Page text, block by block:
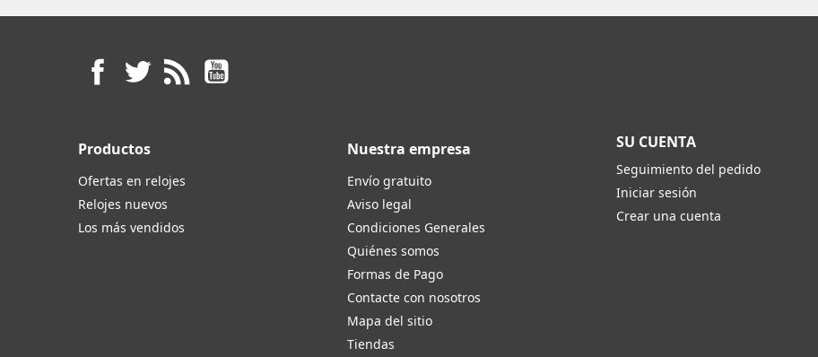
Facebook
Twitter Rss
Productos
Ofertas en relojes
Relojes nuevos
Los más vendidos
Nuestra empresa
Envío gratuito
Aviso legal
Condiciones Generales
Quiénes somos
Formas de Pago
Contacte con nosotros
Mapa del sitio
Tiendas
SU CUENTA
Seguimiento del pedido
Iniciar sesión
Crear una cuenta